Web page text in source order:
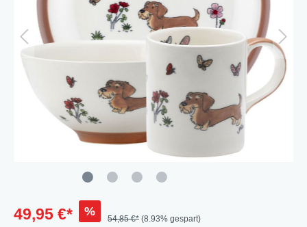
49,95 €* %
54,85 €* (8.93% gespart)